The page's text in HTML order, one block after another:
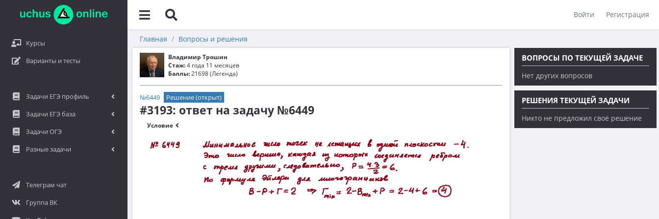
Войти Регистрация
Курсы
Варианты и тесты
Задачи ЕГЭ профиль
Задачи ЕГЭ база
Задачи ОГЭ
Разные задачи
Телеграм чат
Группа ВК
Главная Вопросы и решения
Владимир Трошин
Стаж:4 года 11 месяцев
Баллы:21698 (Легенда)
№6449 Решение (открыт)
#3193: ответ на задачу №6449
Условие
ВОПРОСЫ ПО ТЕКУЩЕЙ ЗАДАЧЕ
Нет других вопросов
РЕШЕНИЯ ТЕКУЩЕЙ ЗАДАЧИ
Никто не предложил своё решение